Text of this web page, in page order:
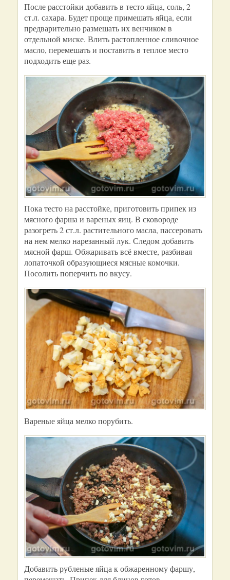
После расстойки добавить в тесто яйца, соль, 2
ст.л. сахара. Будет проще примешать яйца, если
предварительно размешать их венчиком в
отдельной миске. Влить растопленное сливочное
масло, перемешать и поставить в теплое место
подходить еще раз.
Пока тесто на расстойке, приготовить припек из
мясного фарша и вареных яиц. В сковороде
разогреть 2 ст.л. растительного масла, пассеровать
на нем мелко нарезанный лук. Следом добавить
мясной фарш. Обжаривать всё вместе, разбивая
лопаточкой образующиеся мясные комочки.
Посолить поперчить по вкусу.
Вареные яйца мелко порубить.
Добавить рубленые яйца к обжаренному фаршу,